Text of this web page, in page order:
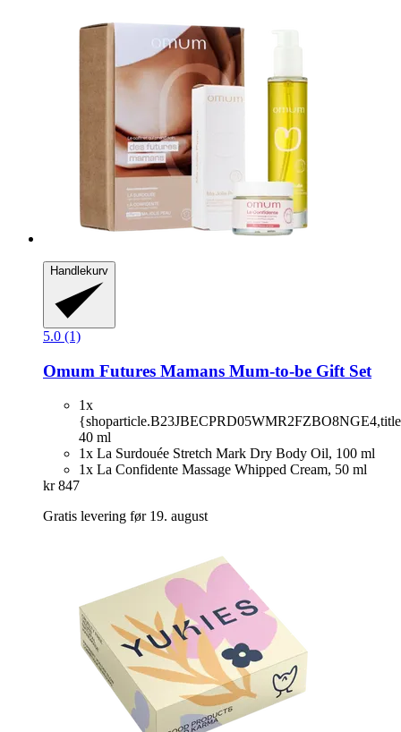
Handlekurv
5.0 (1)
Omum Futures Mamans Mum-​to-​be Gift Set
1x
40 ml
1x La Surdouée Stretch Mark Dry Body Oil, 100 ml
1x La Confidente Massage Whipped Cream, 50 ml
kr 847
Gratis levering før 19. august